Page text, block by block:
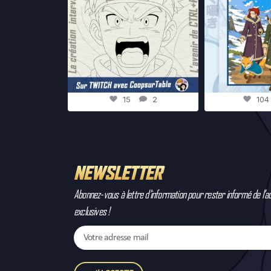
15 2 104
NEWSLETTER
Abonnez-vous à lettre d’information pour rester informé de
exclusives !
Email